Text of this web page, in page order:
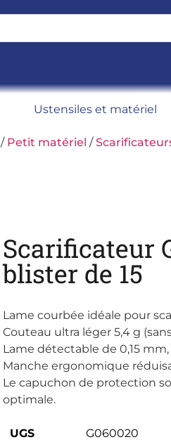
Ustensiles et matériel
/ Petit matériel /
Scarificateur
blister de 15
Lame courbée idéale pour
Couteau ultra léger 5,4 g
Lame détectable de 0,15
Manche ergonomique
Le capuchon de protection
optimale.
UGS
G060020